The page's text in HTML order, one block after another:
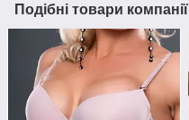
Подібні товари компанії